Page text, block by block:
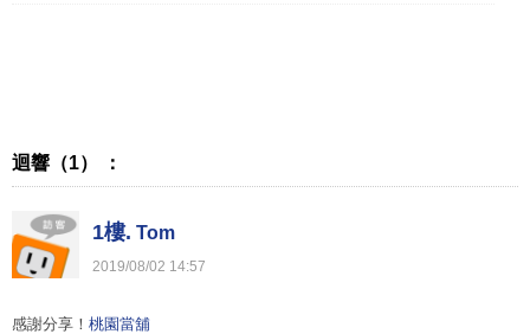
迴響（1） ：
1樓. Tom
2019/08/02 14:57
感謝分享！ 桃園當舖